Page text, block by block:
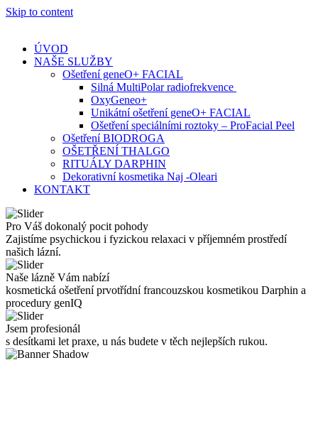
Skip to content
ÚVOD
NAŠE SLUŽBY
Ošetření geneO+ FACIAL
Silná MultiPolar radiofrekvence
OxyGeneo+
Unikátní ošetření geneO+ FACIAL
Ošetření speciálními roztoky – ProFacial Peel
Ošetření BIODROGA
OŠETŘENÍ THALGO
RITUÁLY DARPHIN
Dekorativní kosmetika Naj -Oleari
KONTAKT
Pro Váš dokonalý pocit pohody
Zajistíme psychickou i fyzickou relaxaci v příjemném prostředí
našich lázní.
Naše lázně Vám nabízí
kosmetická ošetření prvotřídní francouzskou kosmetikou Darphin a
procedury genIQ
Jsem profesionál
s desítkami let praxe, u nás budete v těch nejlepších rukou.